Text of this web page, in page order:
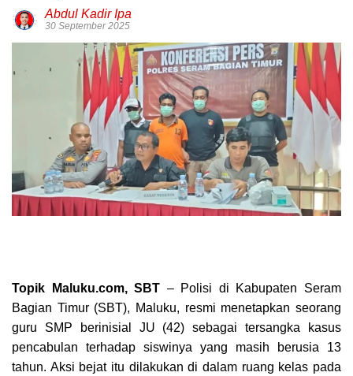
Abdul Kadir Ipa
30 September 2025
Topik Maluku.com, SBT – Polisi di Kabupaten Seram
Bagian Timur (SBT), Maluku, resmi menetapkan seorang
guru SMP berinisial JU (42) sebagai tersangka kasus
pencabulan terhadap siswinya yang masih berusia 13
tahun. Aksi bejat itu dilakukan di dalam ruang kelas pada